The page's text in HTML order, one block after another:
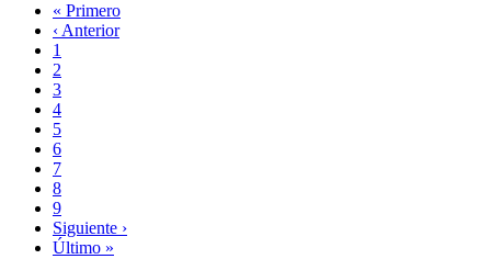
Paginación
Primera
página
« Primero
Página
anterior
‹ Anterior
Page
1
Page
2
Page
3
Página
actual
4
Page
5
Page
6
Page
7
Page
8
Page
9
Siguiente
página
Siguiente ›
Última
Último »